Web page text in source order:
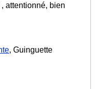
attentionné, bien
, Guinguette